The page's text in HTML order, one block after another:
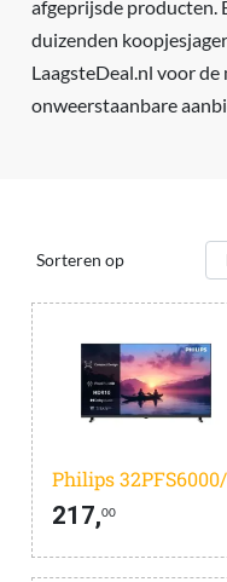
afgeprijsde producten.
duizenden
LaagsteDeal.nl voor de
onweerstaanbare
Sorteren op
217,00